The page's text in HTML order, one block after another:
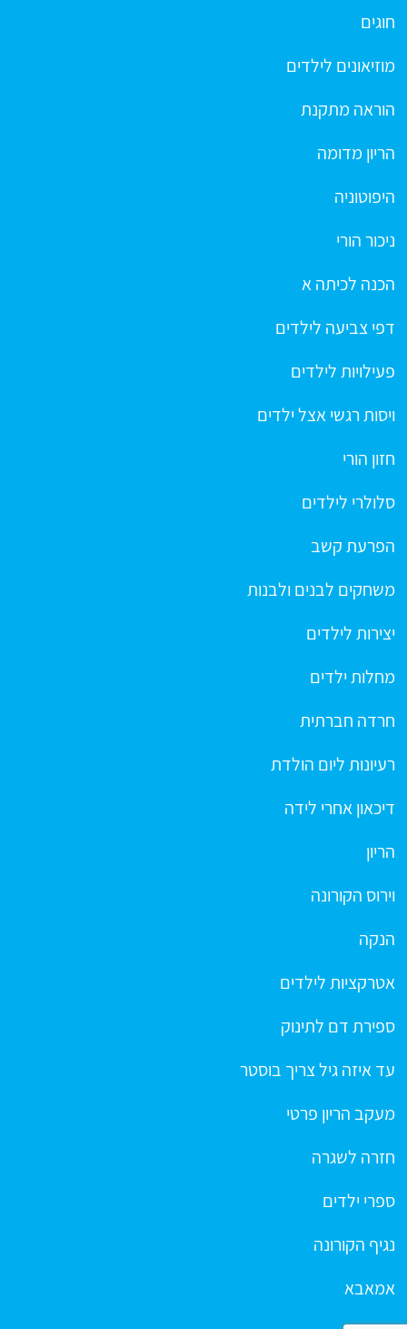
חוגים
מוזיאונים לילדים
הוראה מתקנת
הריון מדומה
היפוטוניה
ניכור הורי
הכנה לכיתה א
דפי צביעה לילדים
פעילויות לילדים
ויסות רגשי אצל ילדים
חזון הורי
סלולרי לילדים
הפרעת קשב
משחקים לבנים ולבנות
יצירות לילדים
מחלות ילדים
חרדה חברתית
רעיונות ליום הולדת
דיכאון אחרי לידה
הריון
וירוס הקורונה
הנקה
אטרקציות לילדים
ספירת דם לתינוק
עד איזה גיל צריך בוסטר
מעקב הריון פרטי
חזרה לשגרה
ספרי ילדים
נגיף הקורונה
אמאבא